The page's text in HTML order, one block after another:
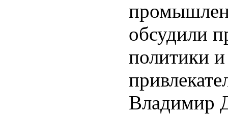
обсудили
политики
Владимир